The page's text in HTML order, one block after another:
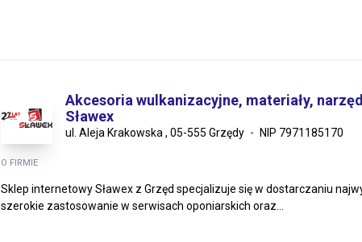
Akcesoria wulkanizacyjne, materiały,
Sławex
ul. Aleja Krakowska , 05-555 Grzędy NIP 7971185170
O FIRMIE
Sklep internetowy Sławex z Grzęd specjalizuje się w dostarczaniu
szerokie zastosowanie w serwisach oponiarskich oraz...